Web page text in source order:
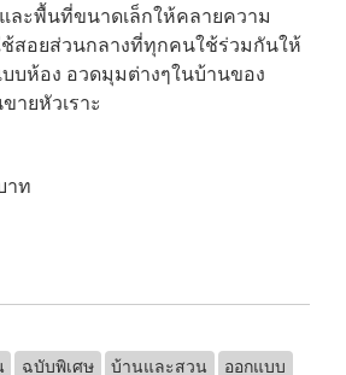
ละพื้นที่ขนาดเล็กให้คลายความ
สอยส่วนกลางที่ทุกคนใช้ร่วมกันให้
บห้อง อวดมุมต่างๆในบ้านของ
ายหัวเราะ
าท
ฉบับพิเศษ บ้านและสวน ออกแบบ